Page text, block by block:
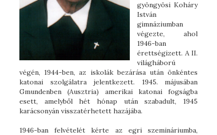
gyöngyösi Koháry
István
gimnáziumban
végezte, ahol
1946-ban
érettségizett. A II.
világháború
végén, 1944-ben, az iskolák bezárása után önkéntes
katonai szolgálatra jelentkezett. 1945. májusában
Gmundenben (Ausztria) amerikai katonai fogságba
esett, amelyből hét hónap után szabadult, 1945
karácsonyán visszatérhetett hazájába.
1946-ban felvételét kérte az egri szemináriumba,